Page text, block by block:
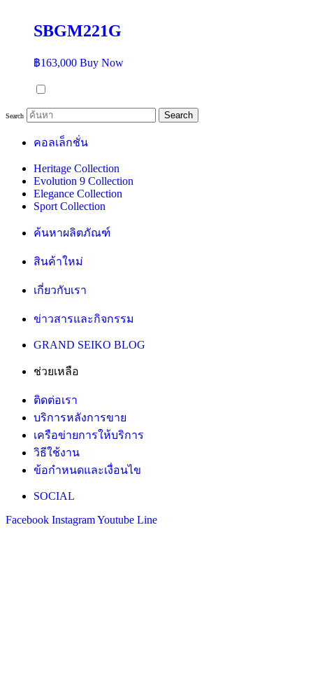
SBGM221G
฿163,000 Buy Now
Search Search
คอลเล็กชั่น
Heritage Collection
Evolution 9 Collection
Elegance Collection
Sport Collection
ค้นหาผลิตภัณฑ์
สินค้าใหม่
เกี่ยวกับเรา
ข่าวสารและกิจกรรม
GRAND SEIKO BLOG
ช่วยเหลือ
ติดต่อเรา
บริการหลังการขาย
เครือข่ายการให้บริการ
วิธีใช้งาน
ข้อกำหนดและเงื่อนไข
SOCIAL
Facebook InstagramYoutube Line